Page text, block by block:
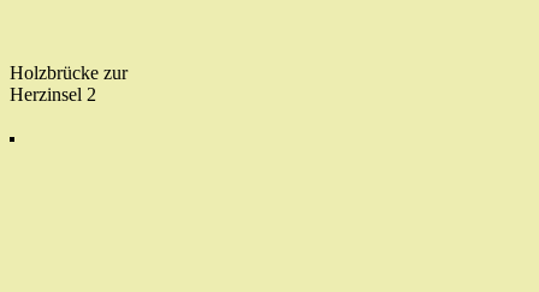
Holzbrücke zur
Herzinsel 2